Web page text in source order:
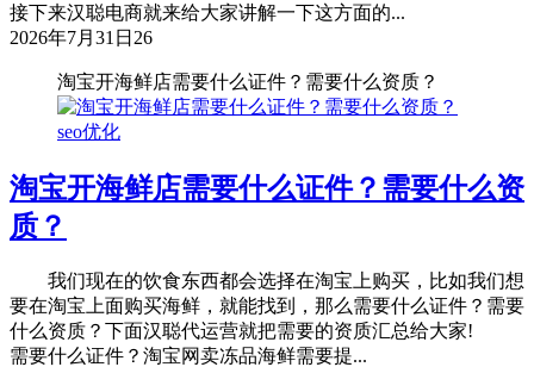
接下来汉聪电商就来给大家讲解一下这方面的...
2026年7月31日 26
淘宝开海鲜店需要什么证件？需要什么资质？
seo优化
淘宝开海鲜店需要什么证件？需要什么资
质？
我们现在的饮食东西都会选择在淘宝上购买，比如我们想
要在淘宝上面购买海鲜，就能找到，那么需要什么证件？需要
什么资质？下面汉聪代运营就把需要的资质汇总给大家!
需要什么证件？淘宝网卖冻品海鲜需要提...